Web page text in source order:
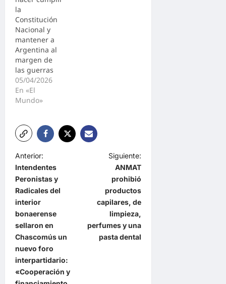
la
Constitución
Nacional y
mantener a
Argentina al
margen de
las guerras
05/04/2026
En «El
Mundo»
N
a
v
e
g
a
c
i
Anterior:
Intendentes
Peronistas y
Radicales del
interior
bonaerense
sellaron en
Chascomús un
nuevo foro
interpartidario:
«Cooperación y
Siguiente:
ANMAT
prohibió
productos
capilares, de
limpieza,
perfumes y una
pasta dental